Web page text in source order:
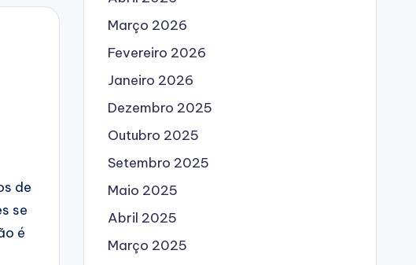
de
se
é
Março 2026
Fevereiro 2026
Janeiro 2026
Dezembro 2025
Outubro 2025
Setembro 2025
Maio 2025
Abril 2025
Março 2025